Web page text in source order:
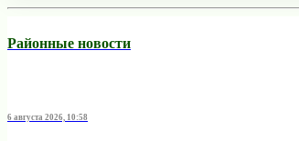
Районные новости
6 августа 2026, 10:58